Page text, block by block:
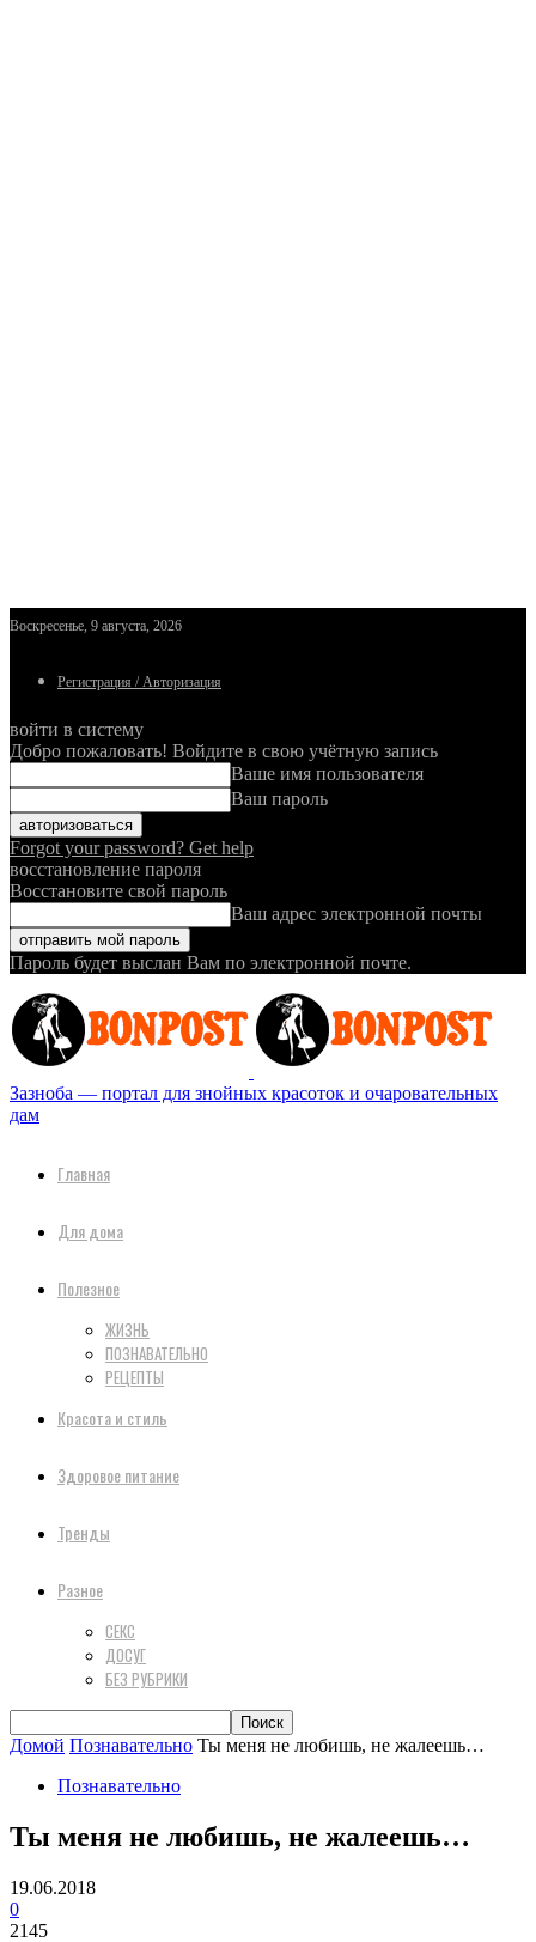
Воскресенье, 9 августа, 2026
Регистрация / Авторизация
войти в систему
Добро пожаловать! Войдите в свою учётную запись
Ваше имя пользователя
Ваш пароль
Forgot your password? Get help
восстановление пароля
Восстановите свой пароль
Ваш адрес электронной почты
Пароль будет выслан Вам по электронной почте.
Зазноба — портал для знойных красоток и очаровательных
дам
Главная
Для дома
Полезное
ЖИЗНЬ
ПОЗНАВАТЕЛЬНО
РЕЦЕПТЫ
Красота и стиль
Здоровое питание
Тренды
Разное
СЕКС
ДОСУГ
БЕЗ РУБРИКИ
Домой Познавательно Ты меня не любишь, не жалеешь…
Познавательно
Ты меня не любишь, не жалеешь…
19.06.2018
0
2145